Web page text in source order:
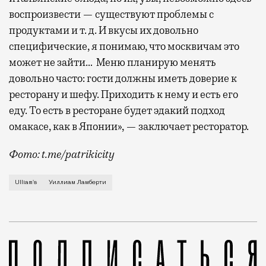
воспроизвести — существуют проблемы с
продуктами и т. д. И вкусы их довольно
специфические, я понимаю, что москвичам это
может не зайти… Меню планирую менять
довольно часто: гости должны иметь доверие к
ресторану и шефу. Приходить к нему и есть его
еду. То есть в ресторане будет эдакий подход
омакасе, как в Японии», — заключает ресторатор.
Фото: t.me/patrikicity
В ресторанных телеграм-каналах уже почти
Ulliam's Уиллиам Ламберти